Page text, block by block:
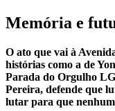
Memória e
O ato que vai à
histórias como a de
Parada do Orgulho
Pereira, defende que
lutar para que